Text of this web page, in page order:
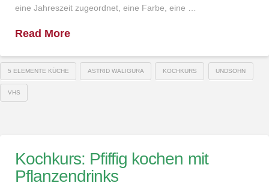
eine Jahreszeit zugeordnet, eine Farbe, eine …
Read More
5 ELEMENTE KÜCHE ASTRID WALIGURA KOCHKURS UNDSOHN
VHS
Kochkurs: Pfiffig kochen mit
Pflanzendrinks